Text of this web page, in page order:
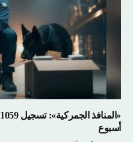
أسبوع